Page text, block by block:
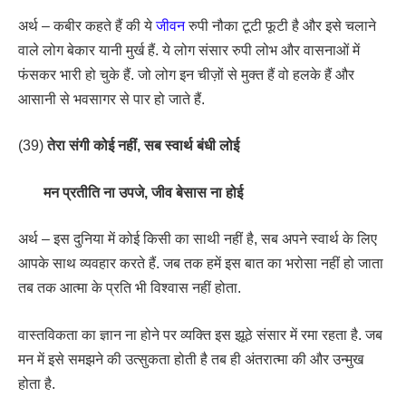
अर्थ – कबीर कहते हैं की येजीवनरुपी नौका टूटी फूटी है और इसे चलाने
वाले लोग बेकार यानी मुर्ख हैं. ये लोग संसार रुपी लोभ और वासनाओं में
फंसकर भारी हो चुके हैं. जो लोग इन चीज़ों से मुक्त हैं वो हलके हैं और
आसानी से भवसागर से पार हो जाते हैं.
(39)तेरा संगी कोई नहीं, सब स्वार्थ बंधी लोई
मन प्रतीति ना उपजे, जीव बेसास ना होई
अर्थ – इस दुनिया में कोई किसी का साथी नहीं है, सब अपने स्वार्थ के लिए
आपके साथ व्यवहार करते हैं. जब तक हमें इस बात का भरोसा नहीं हो जाता
तब तक आत्मा के प्रति भी विश्वास नहीं होता.
वास्तविकता का ज्ञान ना होने पर व्यक्ति इस झूठे संसार में रमा रहता है. जब
मन में इसे समझने की उत्सुकता होती है तब ही अंतरात्मा की और उन्मुख
होता है.